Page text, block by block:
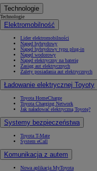
Technologie
Technologie
Elektromobilność
Lider elektromobilności
Napęd hybrydowy
Napęd hybrydowy typu plug-in
Napęd wodorowy
Napęd elektryczny na baterię
Zasięg aut elektrycznych
Zalety posiadania aut elektrycznych
Ładowanie elektrycznej Toyoty
Toyota HomeCharge
Toyota Charging Network
Jak naładować elektryczną Toyotę?
Systemy bezpieczeństwa
Toyota T-Mate
System eCall
Komunikacja z autem
Nowa aplikacja MyToyota